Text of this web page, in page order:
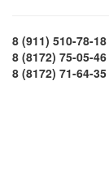
8 (911) 510-78-18
8 (8172) 75-05-46
8 (8172) 71-64-35